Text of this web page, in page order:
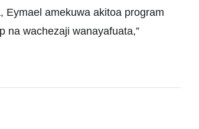
Eymael amekuwa akitoa program
na wachezaji wanayafuata,”